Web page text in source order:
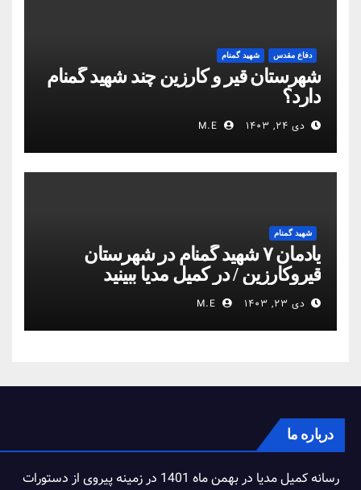
دفاع مقدس شهید گمنام
شهرستان قیر و کارزین چند شهید گمنام
دارد؟
دی ۲۴, ۱۴۰۳
شهید گمنام
یادمان ۷ شهید گمنام در شهرستان
قیروکارزین / در کمیل مدیا ببینید
دی ۲۳, ۱۴۰۳
درباره ما
رسانه کمیل مدیا در بهمن ماه 1401 در زمینه پیروی از دستورات